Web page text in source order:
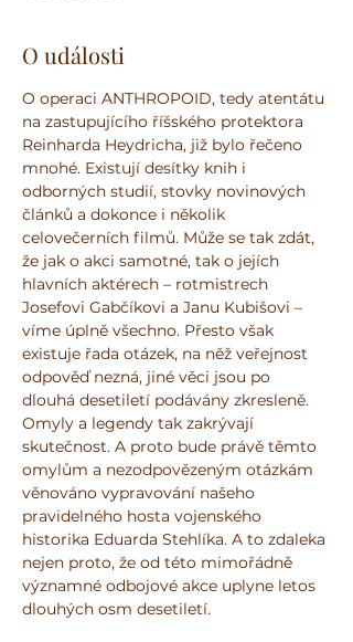
O události
O operaci ANTHROPOID, tedy atentátu
na zastupujícího říšského protektora
Reinharda Heydricha, již bylo řečeno
mnohé. Existují desítky knih i
odborných studií, stovky novinových
článků a dokonce i několik
celovečerních filmů. Může se tak zdát,
že jak o akci samotné, tak o jejích
hlavních aktérech – rotmistrech
Josefovi Gabčíkovi a Janu Kubišovi –
víme úplně všechno. Přesto však
existuje řada otázek, na něž veřejnost
odpověď nezná, jiné věci jsou po
dlouhá desetiletí podávány zkresleně.
Omyly a legendy tak zakrývají
skutečnost. A proto bude právě těmto
omylům a nezodpovězeným otázkám
věnováno vypravování našeho
pravidelného hosta vojenského
historika Eduarda Stehlíka. A to zdaleka
nejen proto, že od této mimořádně
významné odbojové akce uplyne letos
dlouhých osm desetiletí.